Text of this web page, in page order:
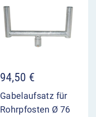
94,50 €
Gabelaufsatz für
Rohrpfosten Ø 76